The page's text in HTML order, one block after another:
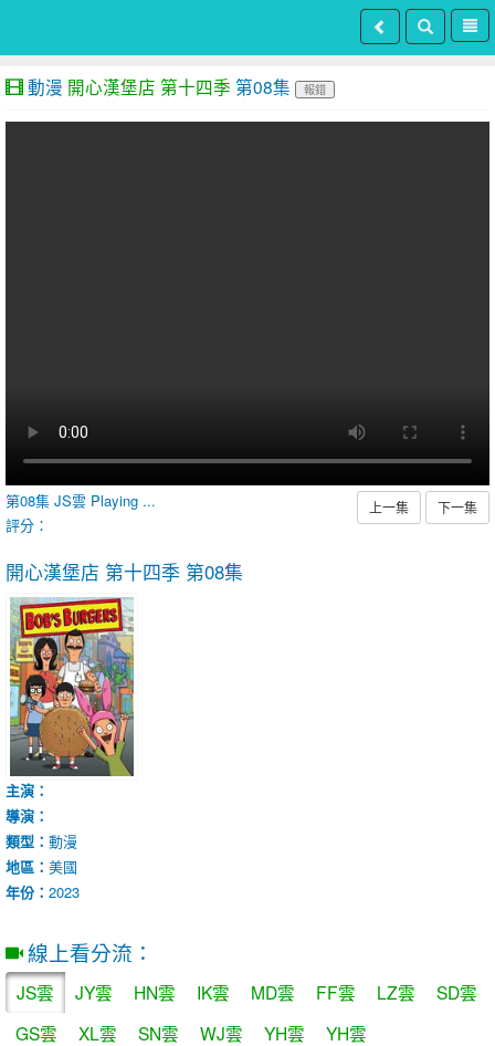
動漫 開心漢堡店 第十四季 第08集 報錯
第08集 JS雲 Playing ...
評分：
上一集 下一集
開心漢堡店 第十四季 第08集
主演：
導演：
類型： 動漫
地區： 美國
年份： 2023
線上看分流：
JS雲 JY雲 HN雲 IK雲 MD雲 FF雲 LZ雲
SD雲
GS雲
XL雲 SN雲 WJ雲 YH雲 YH雲